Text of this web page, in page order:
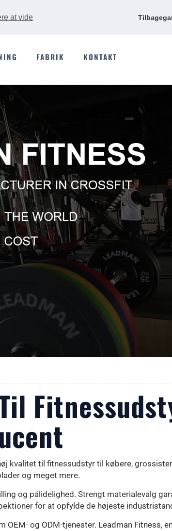
at vide Få et uforpligtende
FABRIK KONTAKT
kvalitet til fitnessudstyr til købere,
og meget mere.
og pålidelighed. Strengt materialevalg
for at opfylde de højeste
og ODM-tjenester. Leadman Fitness,